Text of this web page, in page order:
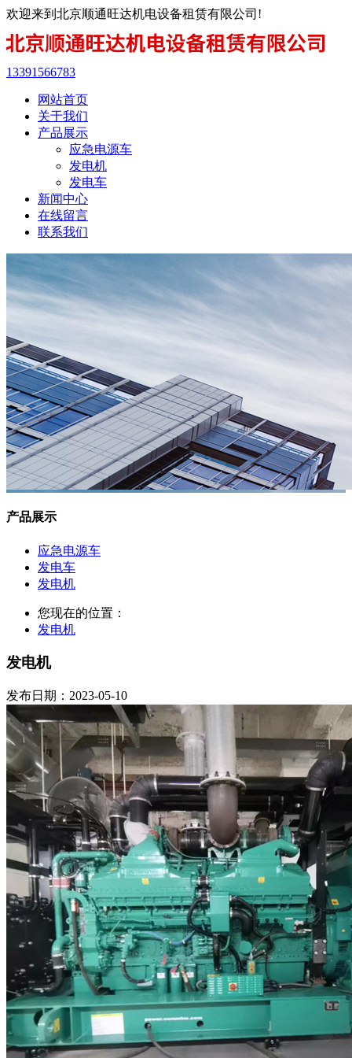
欢迎来到北京顺通旺达机电设备租赁有限公司!
13391566783
网站首页
关于我们
产品展示
应急电源车
发电机
发电车
新闻中心
在线留言
联系我们
产品展示
应急电源车
发电车
发电机
您现在的位置：
发电机
发电机
发布日期：2023-05-10